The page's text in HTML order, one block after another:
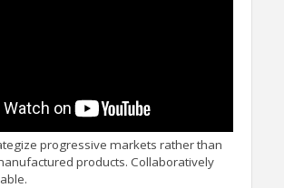
progressive markets rather than
products. Collaboratively